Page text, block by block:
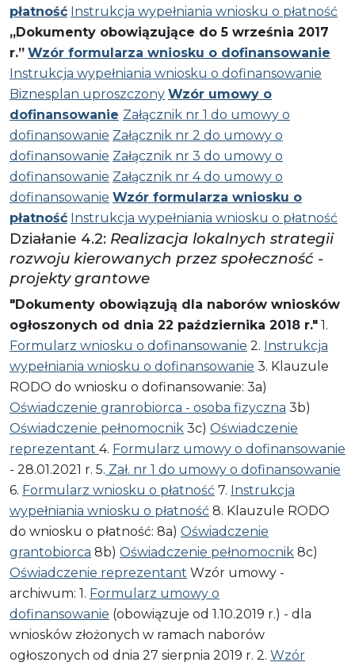
płatność Instrukcja wypełniania wniosku o płatność
„Dokumenty obowiązujące do 5 września 2017
r.” Wzór formularza wniosku o dofinansowanie
Instrukcja wypełniania wniosku o dofinansowanie
Biznesplan uproszczony Wzór umowy o
dofinansowanie Załącznik nr 1 do umowy o
dofinansowanie Załącznik nr 2 do umowy o
dofinansowanie Załącznik nr 3 do umowy o
dofinansowanie Załącznik nr 4 do umowy o
dofinansowanie Wzór formularza wniosku o
płatność Instrukcja wypełniania wniosku o płatność
Działanie 4.2: Realizacja lokalnych strategii
rozwoju kierowanych przez społeczność -
projekty grantowe
"Dokumenty obowiązują dla naborów wniosków
ogłoszonych od dnia 22 października 2018 r." 1.
Formularz wniosku o dofinansowanie 2. Instrukcja
wypełniania wniosku o dofinansowanie 3. Klauzule
RODO do wniosku o dofinansowanie: 3a)
Oświadczenie granrobiorca - osoba fizyczna 3b)
Oświadczenie pełnomocnik 3c) Oświadczenie
reprezentant 4. Formularz umowy o dofinansowanie
- 28.01.2021 r. 5. Zał. nr 1 do umowy o dofinansowanie
6. Formularz wniosku o płatność 7. Instrukcja
wypełniania wniosku o płatność 8. Klauzule RODO
do wniosku o płatność: 8a) Oświadczenie
grantobiorca 8b) Oświadczenie pełnomocnik 8c)
Oświadczenie reprezentant Wzór umowy -
archiwum: 1. Formularz umowy o
dofinansowanie (obowiązuje od 1.10.2019 r.) - dla
wniosków złożonych w ramach naborów
ogłoszonych od dnia 27 sierpnia 2019 r. 2. Wzór